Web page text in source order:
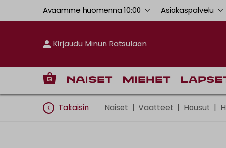
Avaamme huomenna 10:00 Asiakaspalvelu
Kirjaudu Minun Ratsulaan
Naiset Miehet
Takaisin Naiset | Vaatteet | Housut |